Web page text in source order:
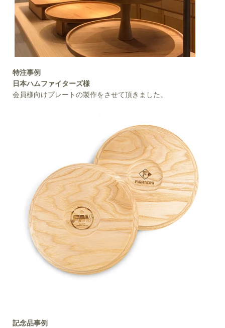
特注事例
日本ハムファイターズ様
会員様向けプレートの製作をさせて頂きました。
記念品事例